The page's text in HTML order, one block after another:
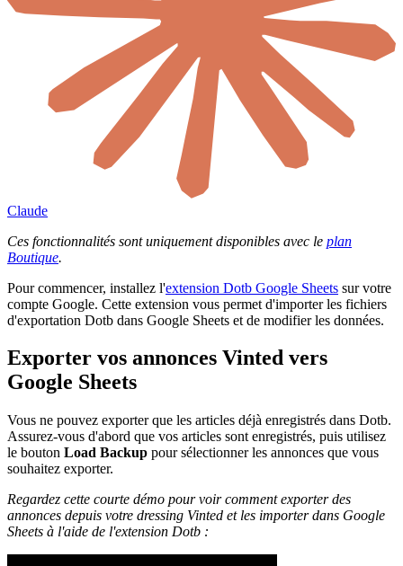
Claude
Ces fonctionnalités sont uniquement disponibles avec le plan
Boutique.
Pour commencer, installez l'extension Dotb Google Sheets sur votre
compte Google. Cette extension vous permet d'importer les fichiers
d'exportation Dotb dans Google Sheets et de modifier les données.
Exporter vos annonces Vinted vers
Google Sheets
Vous ne pouvez exporter que les articles déjà enregistrés dans Dotb.
Assurez-vous d'abord que vos articles sont enregistrés, puis utilisez
le bouton Load Backup pour sélectionner les annonces que vous
souhaitez exporter.
Regardez cette courte démo pour voir comment exporter des
annonces depuis votre dressing Vinted et les importer dans Google
Sheets à l'aide de l'extension Dotb :